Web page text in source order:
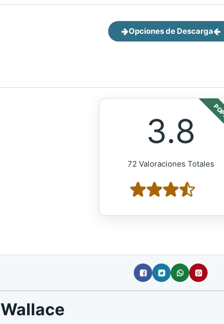
Opciones de Descarga
3.8
72 Valoraciones Totales